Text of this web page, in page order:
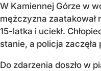
W Kamiennej Górze w
mężczyzna zaatakował
15-latka i uciekł.
stanie, a policja
Do zdarzenia doszło w